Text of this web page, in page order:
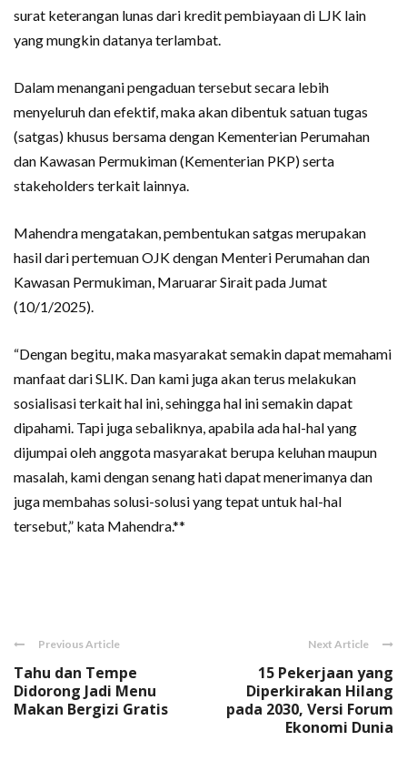
surat keterangan lunas dari kredit pembiayaan di LJK lain
yang mungkin datanya terlambat.
Dalam menangani pengaduan tersebut secara lebih
menyeluruh dan efektif, maka akan dibentuk satuan tugas
(satgas) khusus bersama dengan Kementerian Perumahan
dan Kawasan Permukiman (Kementerian PKP) serta
stakeholders terkait lainnya.
Mahendra mengatakan, pembentukan satgas merupakan
hasil dari pertemuan OJK dengan Menteri Perumahan dan
Kawasan Permukiman, Maruarar Sirait pada Jumat
(10/1/2025).
“Dengan begitu, maka masyarakat semakin dapat memahami
manfaat dari SLIK. Dan kami juga akan terus melakukan
sosialisasi terkait hal ini, sehingga hal ini semakin dapat
dipahami. Tapi juga sebaliknya, apabila ada hal-hal yang
dijumpai oleh anggota masyarakat berupa keluhan maupun
masalah, kami dengan senang hati dapat menerimanya dan
juga membahas solusi-solusi yang tepat untuk hal-hal
tersebut,” kata Mahendra.**
Previous Article
Tahu dan Tempe
Didorong Jadi Menu
Makan Bergizi Gratis
Next Article
15 Pekerjaan yang
Diperkirakan Hilang
pada 2030, Versi Forum
Ekonomi Dunia